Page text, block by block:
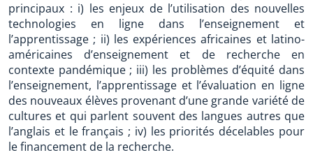
principaux : i) les enjeux de l’utilisation des nouvelles
technologies en ligne dans l’enseignement et
l’apprentissage ; ii) les expériences africaines et latino-
américaines d’enseignement et de recherche en
contexte pandémique ; iii) les problèmes d’équité dans
l’enseignement, l’apprentissage et l’évaluation en ligne
des nouveaux élèves provenant d’une grande variété de
cultures et qui parlent souvent des langues autres que
l’anglais et le français ; iv) les priorités décelables pour
le financement de la recherche.